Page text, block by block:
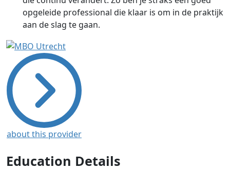
opgeleide professional die klaar is om in de praktijk
aan de slag te gaan.
about this provider
Education Details